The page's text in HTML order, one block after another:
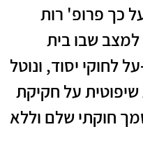
כך פרופ' רות
למצב שבו בית
יסוד, ונוטל
על חקיקת
חוקתי שלם וללא